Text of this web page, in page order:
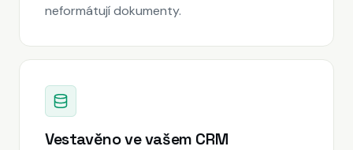
neformátují dokumenty.
Vestavěno ve vašem CRM